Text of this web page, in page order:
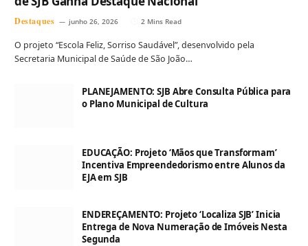
Destaques junho 26, 2026 2 Mins Read
O projeto “Escola Feliz, Sorriso Saudável”, desenvolvido pela
Secretaria Municipal de Saúde de São João…
PLANEJAMENTO: SJB Abre Consulta Pública para
o Plano Municipal de Cultura
EDUCAÇÃO: Projeto ‘Mãos que Transformam’
Incentiva Empreendedorismo entre Alunos da
EJA em SJB
ENDEREÇAMENTO: Projeto ‘Localiza SJB’ Inicia
Entrega de Nova Numeração de Imóveis Nesta
Segunda